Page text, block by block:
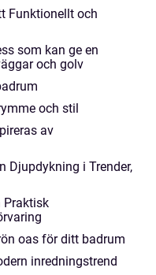
Funktionellt och
som kan ge en
och golv
och stil
av
Djupdykning i Trender,
Praktisk
oas för ditt badrum
inredningstrend